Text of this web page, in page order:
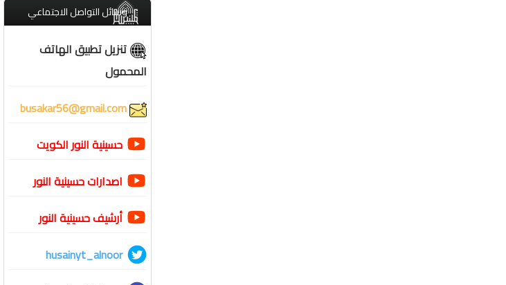
وسائل التواصل الاجتماعي
تنزيل تطبيق الهاتف
المحمول
حسينية النور الكويت
اصدارات حسينية النور
أرشيف حسينية النور
husainyt_alnoor